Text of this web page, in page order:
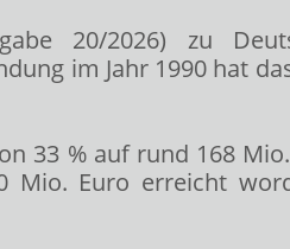
20/2026) zu
im Jahr 1990 hat
33 % auf rund 168
Mio. Euro erreicht